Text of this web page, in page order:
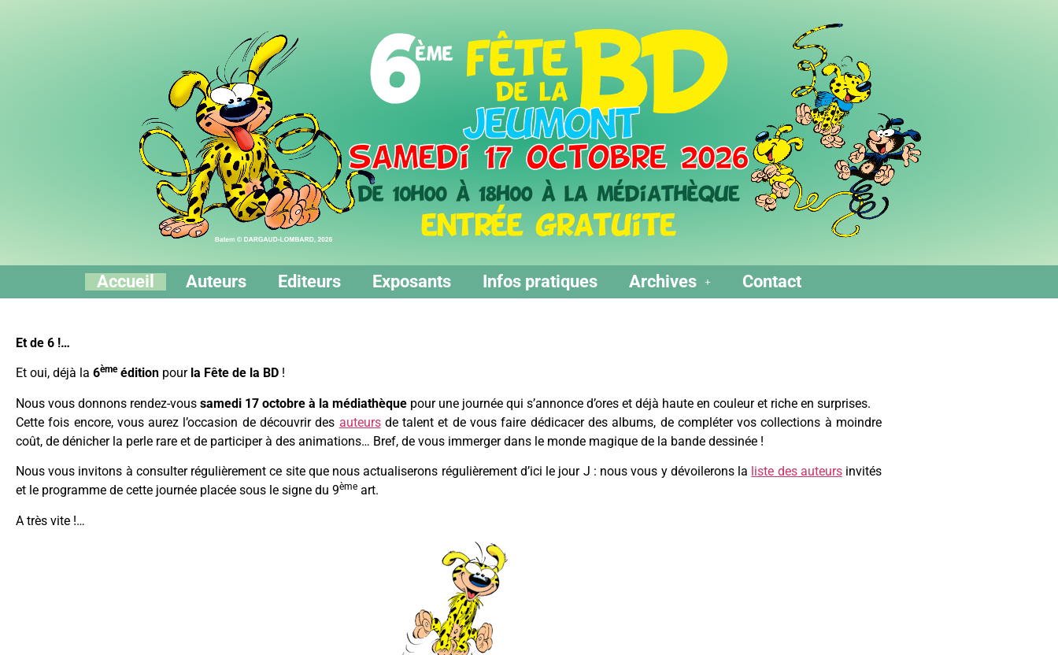
Accueil Auteurs Editeurs Exposants Infos pratiques Archives Contact
Et de 6 !…
Et oui, déjà la 6èmeédition pour la Fête de la BD !
Nous vous donnons rendez-vous samedi 17 octobre à la médiathèque pour une journée qui s’annonce d’ores et déjà haute en couleur et riche en surprises.
Cette fois encore, vous aurez l’occasion de découvrir des auteursde talent et de vous faire dédicacer des albums, de compléter vos collections à moindre
coût, de dénicher la perle rare et de participer à des animations… Bref, de vous immerger dans le monde magique de la bande dessinée !
Nous vous invitons à consulter régulièrement ce site que nous actualiserons régulièrement d’ici le jour J : nous vous y dévoilerons la liste des auteursinvités
et le programme de cette journée placée sous le signe du 9ème art.
A très vite !…